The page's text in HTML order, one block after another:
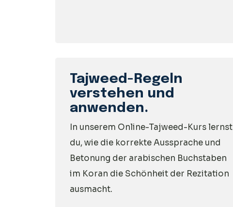
Tajweed-Regeln
verstehen und
anwenden.
In unserem Online-Tajweed-Kurs lernst
du, wie die korrekte Aussprache und
Betonung der arabischen Buchstaben
im Koran die Schönheit der Rezitation
ausmacht.